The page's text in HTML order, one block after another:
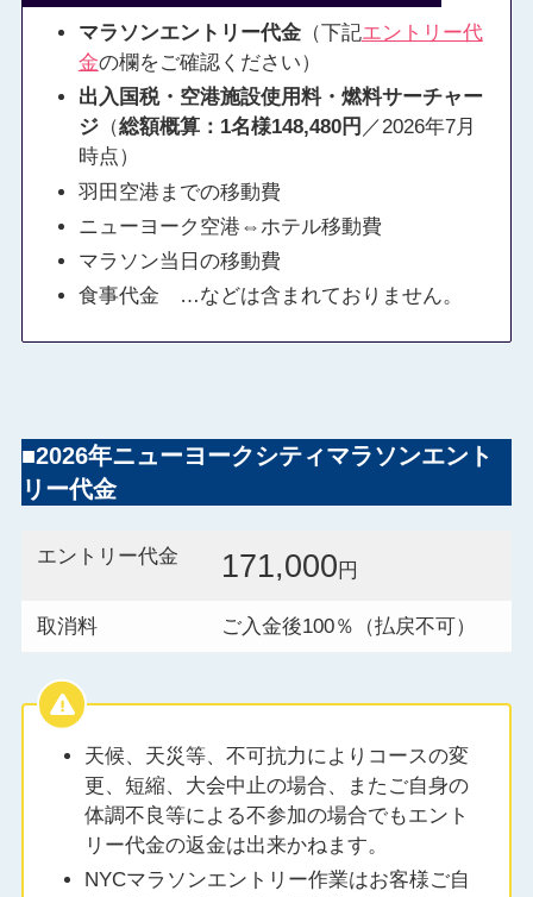
マラソンエントリー代金（下記エントリー代
金の欄をご確認ください）
出入国税・空港施設使用料・燃料サーチャー
ジ（総額概算：1名様148,480円 ／2026年7月
時点）
羽田空港までの移動費
ニューヨーク空港⇔ホテル移動費
マラソン当日の移動費
食事代金 …などは含まれておりません。
■2026年ニューヨークシティマラソンエント
リー代金
エントリー代金 171,000 円
取消料 ご入金後100％（払戻不可）
天候、天災等、不可抗力によりコースの変
更、短縮、大会中止の場合、またご自身の
体調不良等による不参加の場合でもエント
リー代金の返金は出来かねます。
NYCマラソンエントリー作業はお客様ご自